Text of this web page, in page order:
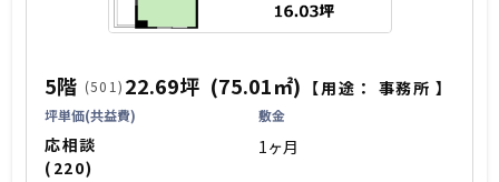
5階 (501) 22.69坪 (75.01㎡) 【用途： 事務所 】
坪単価(共益費)
応相談
(220)
敷金
1ヶ月